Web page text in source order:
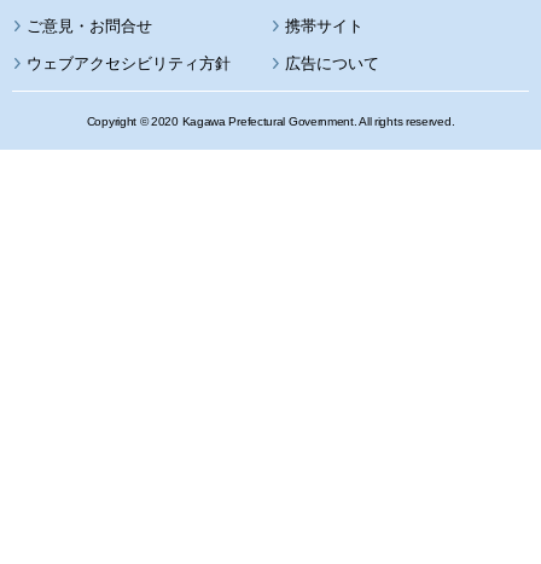
携帯サイト
ウェブアクセシビリティ方針 広告について
Copyright © 2020 Kagawa Prefectural Government. All rights reserved.